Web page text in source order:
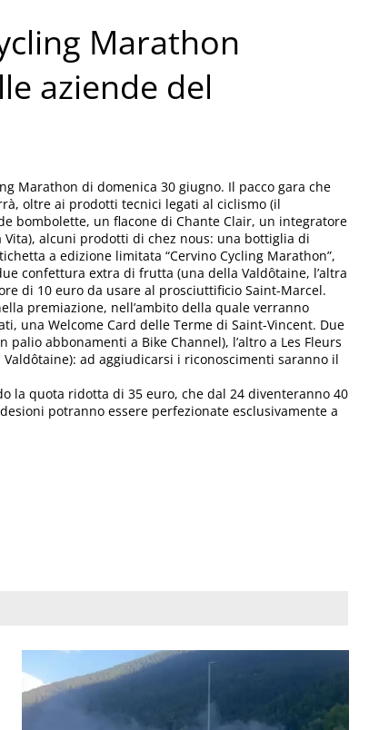
Marathon
aziende del
Marathon di domenica 30 giugno. Il pacco gara che
oltre ai prodotti tecnici legati al ciclismo (il
bombolette, un flacone di Chante Clair, un integratore
alcuni prodotti di chez nous: una bottiglia di
a edizione limitata “Cervino Cycling Marathon”,
confettura extra di frutta (una della Valdôtaine, l’altra
di 10 euro da usare al prosciuttificio Saint-Marcel.
premiazione, nell’ambito della quale verranno
una Welcome Card delle Terme di Saint-Vincent. Due
abbonamenti a Bike Channel), l’altro a Les Fleurs
ad aggiudicarsi i riconoscimenti saranno il
la quota ridotta di 35 euro, che dal 24 diventeranno 40
potranno essere perfezionate esclusivamente a